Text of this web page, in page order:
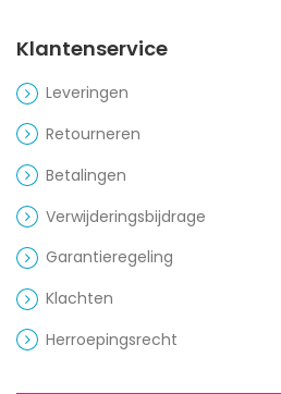
Klantenservice
Leveringen
Retourneren
Betalingen
Verwijderingsbijdrage
Garantieregeling
Klachten
Herroepingsrecht